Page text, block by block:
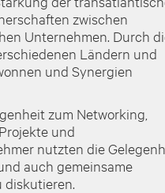
zwischen
Unternehmen. Durch
Ländern und
und Synergien
zum Networking,
und
nutzten die
auch gemeinsame
diskutieren.